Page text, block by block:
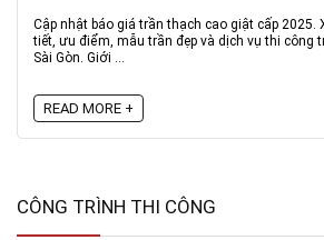
Cập nhật báo giá trần thạch cao giật cấp 2025.
tiết, ưu điểm, mẫu trần đẹp và dịch vụ thi công
Sài Gòn. Giới ...
READ MORE +
CÔNG TRÌNH THI CÔNG